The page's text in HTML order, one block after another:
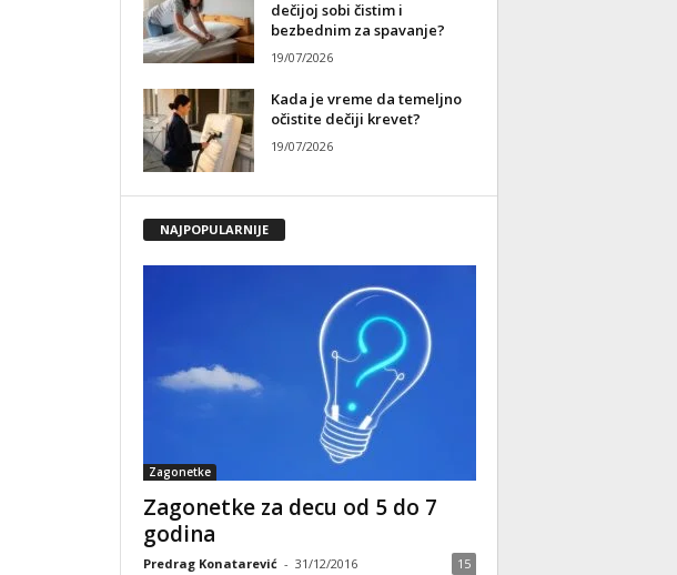
dečijoj sobi čistim i
bezbednim za spavanje?
19/07/2026
Kada je vreme da temeljno
očistite dečiji krevet?
19/07/2026
NAJPOPULARNIJE
Zagonetke
Zagonetke za decu od 5 do 7
godina
Predrag Konatarević - 31/12/2016 15